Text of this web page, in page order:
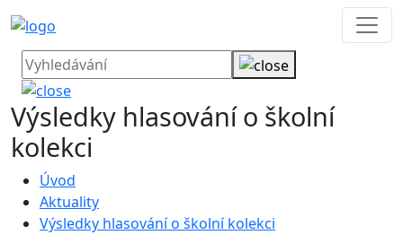
Výsledky hlasování o školní
kolekci
Úvod
Aktuality
Výsledky hlasování o školní kolekci